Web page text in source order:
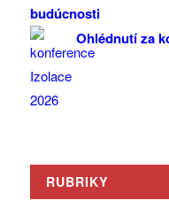
budúcnosti
Ohlédnutí za
RUBRIKY